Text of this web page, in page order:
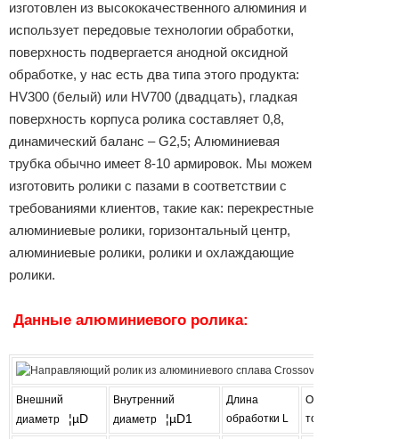
изготовлен из высококачественного алюминия и
использует передовые технологии обработки,
поверхность подвергается анодной оксидной
обработке, у нас есть два типа этого продукта:
HV300 (белый) или HV700 (двадцать), гладкая
поверхность корпуса ролика составляет 0,8,
динамический баланс – G2,5; Алюминиевая
трубка обычно имеет 8-10 армировок. Мы можем
изготовить ролики с пазами в соответствии с
требованиями клиентов, такие как: перекрестные
алюминиевые ролики, горизонтальный центр,
алюминиевые ролики, ролики и охлаждающие
ролики.
Данные алюминиевого ролика:
Внешний
диаметр
¦µD
Внутренний
диаметр
¦µD1
Длина
обработки L
Односторонняя
толщина H